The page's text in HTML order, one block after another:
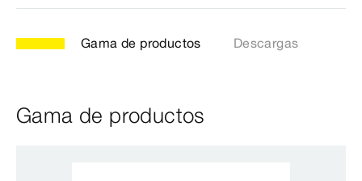
Gama de productos Descargas
Gama de productos